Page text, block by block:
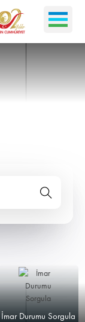
İmar Durumu Sorgula